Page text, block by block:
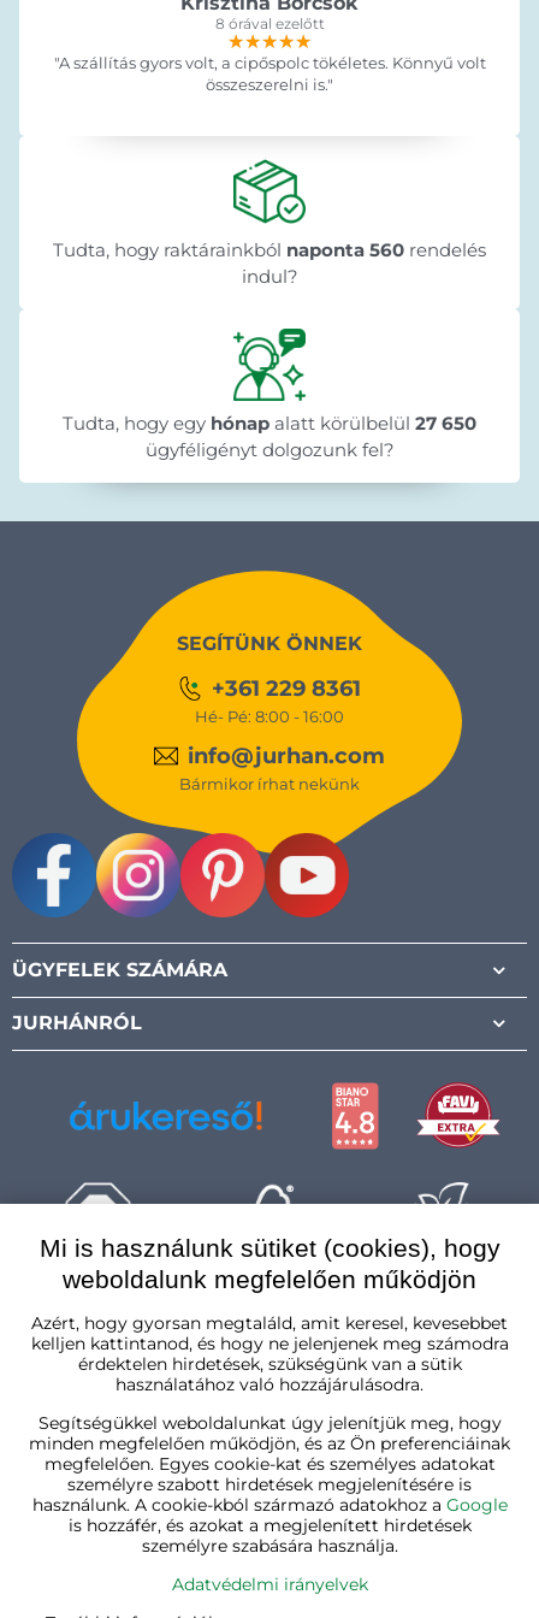
8 órával ezelőtt
★★★★★
★★★★★
★★★★★
"A szállítás gyors volt, a cipőspolc tökéletes. Könnyű volt
összeszerelni is."
Tudta, hogy raktárainkból naponta 560 rendelés
indul?
Tudta, hogy egy hónap alatt körülbelül 27 650
ügyféligényt dolgozunk fel?
SEGÍTÜNK ÖNNEK
+361 229 8361
Hé- Pé: 8:00 - 16:00
info@jurhan.com
Bármikor írhat nekünk
ÜGYFELEK SZÁMÁRA
JURHÁNRÓL
Mi is használunk sütiket (cookies), hogy
weboldalunk megfelelően működjön
Azért, hogy gyorsan megtaláld, amit keresel, kevesebbet
kelljen kattintanod, és hogy ne jelenjenek meg számodra
érdektelen hirdetések, szükségünk van a sütik
használatához való hozzájárulásodra.
Segítségükkel weboldalunkat úgy jelenítjük meg, hogy
minden megfelelően működjön, és az Ön preferenciáinak
megfelelően. Egyes cookie-kat és személyes adatokat
személyre szabott hirdetések megjelenítésére is
használunk. A cookie-kból származó adatokhoz a Google
is hozzáfér, és azokat a megjelenített hirdetések
személyre szabására használja.
Adatvédelmi irányelvek